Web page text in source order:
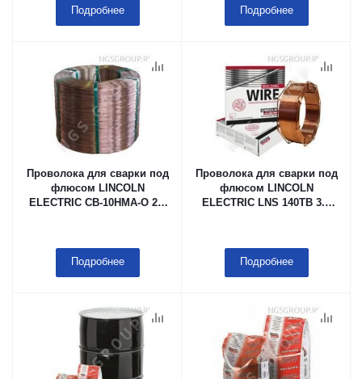
Подробнее Подробнее
Проволока для сварки под
флюсом LINCOLN
ELECTRIC СВ-10НМА-О 2.0
Подробнее
Проволока для сварки под
флюсом LINCOLN
ELECTRIC LNS 140TB 3.2
летучим ингибитором
коррозии (VCI)
Подробнее